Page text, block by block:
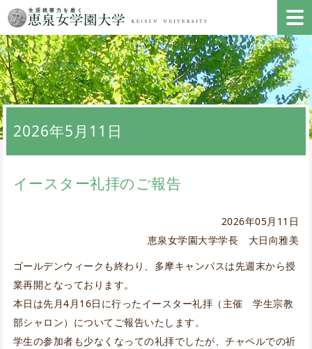
2026年5月11日
イースター礼拝のご報告
2026年05月11日
恵泉女学園大学学長 大日向雅美
ゴールデンウィークも終わり、多摩キャンパスは先週末から授
業再開となっております。
本日は先月4月16日に行ったイースター礼拝（主催 学生宗教
部シャロン）についてご報告いたします。
学生の参加者も少なくなっての礼拝でしたが、チャペルでの祈